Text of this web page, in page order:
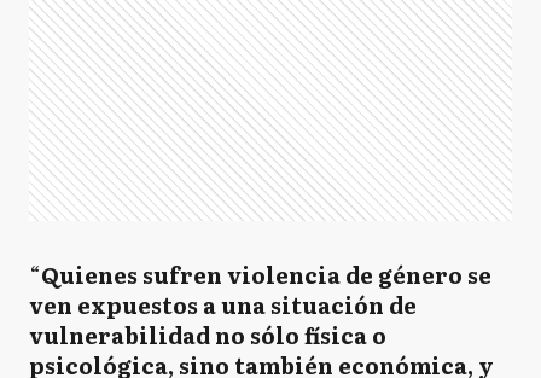
“Quienes sufren violencia de género se
ven expuestos a una situación de
vulnerabilidad no sólo física o
psicológica, sino también económica, y